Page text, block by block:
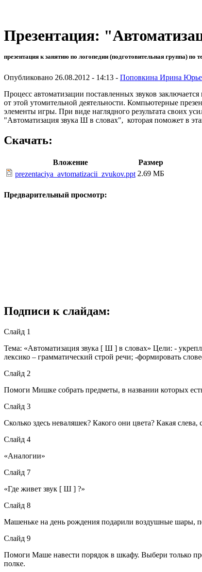
Презентация:
презентация к занятию по логопедии (подготовительная группа) по
Опубликовано 26.08.2012 - 14:13 - Поповкина Ирина
Процесс автоматизации поставленных звуков
от этой утомительной деятельности. Компьютерные
элементы игры. При виде наглядного результата своих
"Автоматизация звука Ш в словах", которая поможет в
Скачать:
Вложение
Размер
prezentaciya_avtomatizacii_zvukov.ppt 2.69 МБ
Предварительный просмотр:
Подписи к слайдам:
Слайд 1
Тема: «Автоматизация звука [ Ш ] в словах» Цели: -
лексико – грамматический строй речи; -формировать
Слайд 2
Помоги Мишке собрать предметы, в названии которых
Слайд 3
Сколько здесь неваляшек? Какого они цвета? Какая
Слайд 4
«Аналогии»
Слайд 7
«Где живет звук [ Ш ] ?»
Слайд 8
Машеньке на день рождения подарили воздушные шары,
Слайд 9
Помоги Маше навести порядок в шкафу. Выбери только
полке.